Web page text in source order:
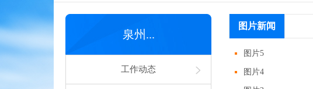
泉州...
工作动态
图片新闻
图片5
图片4